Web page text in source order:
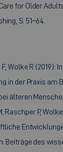
for Older
S. 51–64.
Wolke R (2019):
in der Praxis am
älteren
Raschper P,
Beiträge des